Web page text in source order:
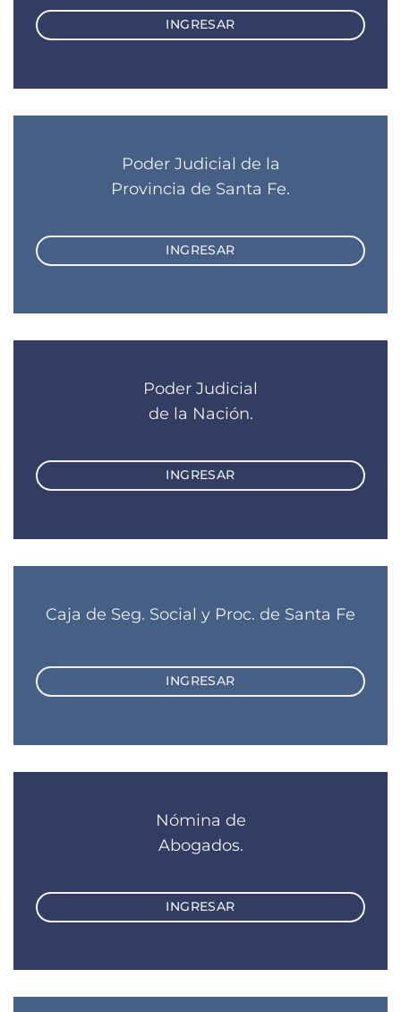
INGRESAR
Poder Judicial de la
Provincia de Santa Fe.
INGRESAR
Poder Judicial
de la Nación.
INGRESAR
Caja de Seg. Social y Proc. de Santa Fe
INGRESAR
Nómina de
Abogados.
INGRESAR